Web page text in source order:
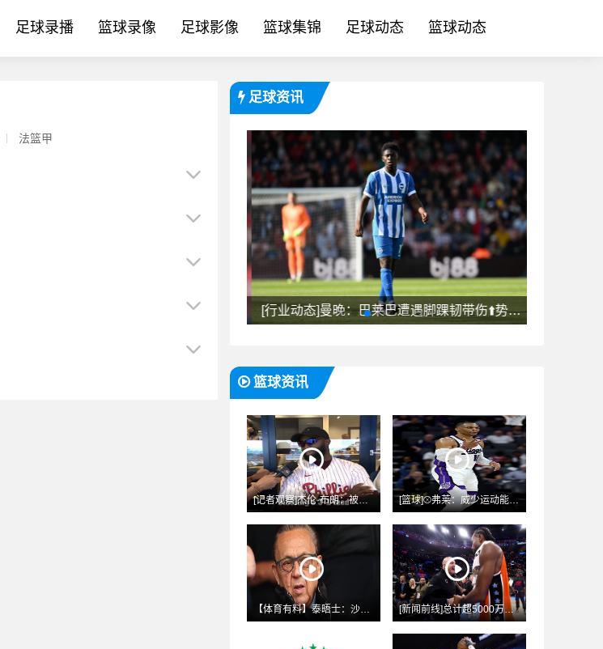
足球录播 篮球录像 足球影像 篮球集锦 足球动态 篮球动态
法篮甲
足球资讯
[行业动态]曼晚：巴莱巴遭遇脚踝韧带伤⬆️势，⚾曼联今夏大概
篮球资讯
[记者观察]杰伦·布朗：被交易至翻盘自己✨的球队感觉很奇怪 [篮球]⚾弗莱：威少运动能❗力后卫历史前二 但纳什是更出色的
【体育有料】泰晤士：沙利文或将无视劝阻，出席西汉姆联新赛季的 [新闻前线]总计超5000万美刀！小卡已经被曝⚾了三份可能的